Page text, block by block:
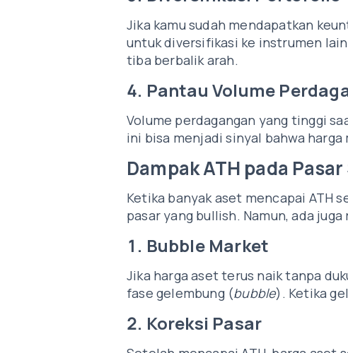
Jika kamu sudah mendapatkan
untuk diversifikasi ke instrumen
tiba berbalik arah.
4. Pantau Volume
Volume perdagangan yang tinggi
ini bisa menjadi sinyal bahwa
Dampak ATH pada
Ketika banyak aset mencapai ATH
pasar yang bullish. Namun, ada
1. Bubble Market
Jika harga aset terus naik tanpa
fase gelembung (bubble). Ketika
2. Koreksi Pasar